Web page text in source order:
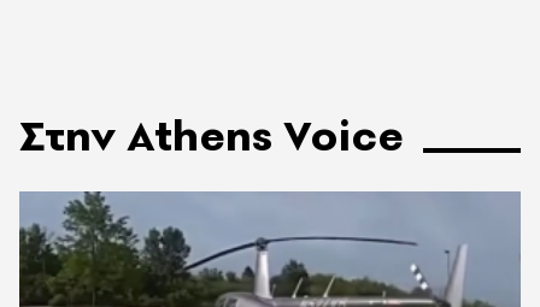
Στην Athens Voice